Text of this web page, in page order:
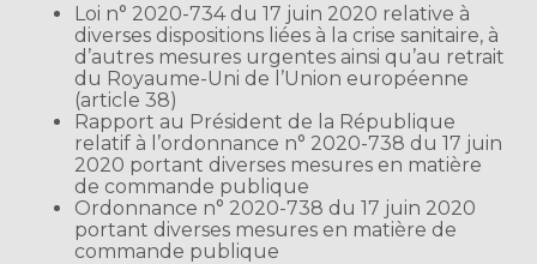
Loi n° 2020-734 du 17 juin 2020 relative à
diverses dispositions liées à la crise sanitaire, à
d’autres mesures urgentes ainsi qu’au retrait
du Royaume-Uni de l’Union européenne
(article 38)
Rapport au Président de la République
relatif à l’ordonnance n° 2020-738 du 17 juin
2020 portant diverses mesures en matière
de commande publique
Ordonnance n° 2020-738 du 17 juin 2020
portant diverses mesures en matière de
commande publique